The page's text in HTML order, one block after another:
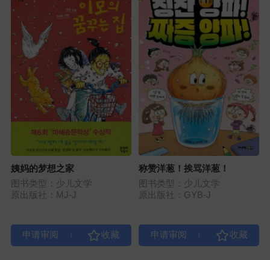
姨妈的梦想之家
图书类型：少儿文学
原出版社：MJ-J
称赞洋葱！挨骂洋葱！
图书类型：少儿文学
原出版社：GYB-J